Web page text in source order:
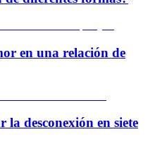
en una relación de
desconexión en siete